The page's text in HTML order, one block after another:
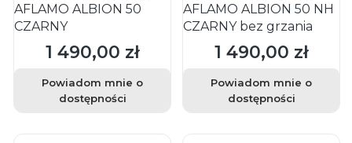
AFLAMO ALBION 50
CZARNY
Cena
1 490,00 zł
Powiadom mnie o
dostępności
AFLAMO ALBION 50 NH
CZARNY bez grzania
Cena
1 490,00 zł
Powiadom mnie o
dostępności